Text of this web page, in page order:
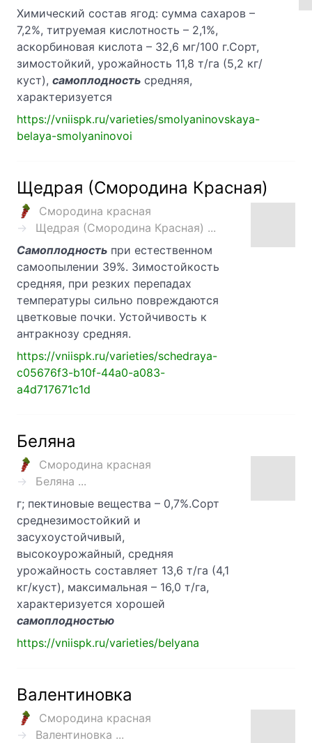
Химический состав ягод: сумма сахаров –
7,2%, титруемая кислотность – 2,1%,
аскорбиновая кислота – 32,6 мг/100 г.Сорт,
зимостойкий, урожайность 11,8 т/га (5,2 кг/
куст), самоплодность средняя,
характеризуется
https://vniispk.ru/varieties/smolyaninovskaya-
belaya-smolyaninovoi
Щедрая (Смородина Красная)
Смородина красная
Щедрая (Смородина Красная) ...
Самоплодность при естественном
самоопылении 39%. Зимостойкость
средняя, при резких перепадах
температуры сильно повреждаются
цветковые почки. Устойчивость к
антракнозу средняя.
https://vniispk.ru/varieties/schedraya-
c05676f3-b10f-44a0-a083-
a4d717671c1d
Беляна
Смородина красная
Беляна ...
г; пектиновые вещества – 0,7%.Сорт
среднезимостойкий и
засухоустойчивый,
высокоурожайный, средняя
урожайность составляет 13,6 т/га (4,1
кг/куст), максимальная – 16,0 т/га,
характеризуется хорошей
самоплодностью
https://vniispk.ru/varieties/belyana
Валентиновка
Смородина красная
Валентиновка ...